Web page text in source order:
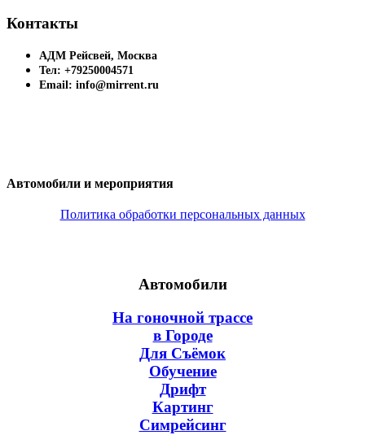
Контакты
АДМ Рейсвей, Москва
Тел: +79250004571
Email: info@mirrent.ru
Автомобили и мероприятия
Политика обработки персональных данных
Автомобили
На гоночной трассе
в Городе
Для Съёмок
Обучение
Дрифт
Картинг
Симрейсинг